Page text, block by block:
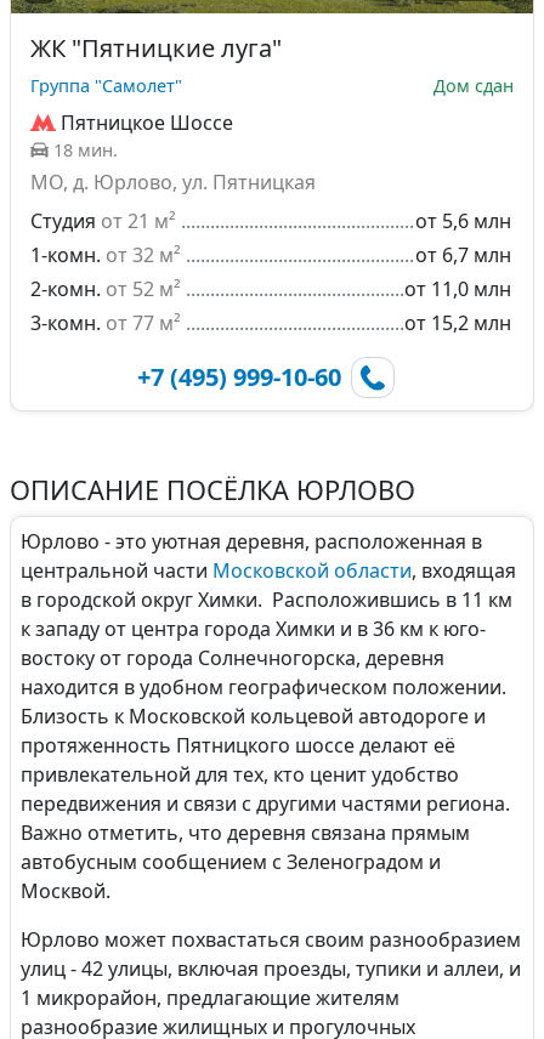
ЖК "Пятницкие луга"
Группа "Самолет" Дом сдан
Пятницкое Шоссе
18 мин.
МО, д. Юрлово, ул. Пятницкая
Студия от 21 м²
от 5,6 млн
1-комн. от 32 м²
от 6,7 млн
2-комн. от 52 м²
от 11,0 млн
3-комн. от 77 м² от 15,2 млн
+7 (495) 999-10-60
ОПИСАНИЕ ПОСЁЛКА ЮРЛОВО
Юрлово - это уютная деревня, расположенная в
центральной части Московской области, входящая
в городской округ Химки. Расположившись в 11 км
к западу от центра города Химки и в 36 км к юго-
востоку от города Солнечногорска, деревня
находится в удобном географическом положении.
Близость к Московской кольцевой автодороге и
протяженность Пятницкого шоссе делают её
привлекательной для тех, кто ценит удобство
передвижения и связи с другими частями региона.
Важно отметить, что деревня связана прямым
автобусным сообщением с Зеленоградом и
Москвой.
Юрлово может похвастаться своим разнообразием
улиц - 42 улицы, включая проезды, тупики и аллеи, и
1 микрорайон, предлагающие жителям
разнообразие жилищных и прогулочных